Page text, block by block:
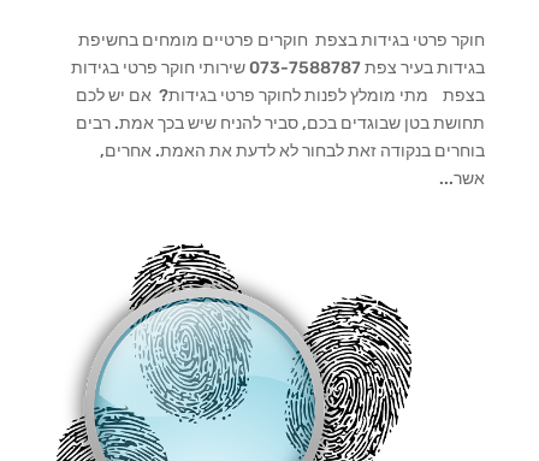
חוקר פרטי בגידות בצפת חוקרים פרטיים מומחים בחשיפת
בגידות בעיר צפת 073-7588787 שירותי חוקר פרטי בגידות
בצפת מתי מומלץ לפנות לחוקר פרטי בגידות? אם יש לכם
תחושת בטן שבוגדים בכם, סביר להניח שיש בכך אמת. רבים
בוחרים בנקודה זאת לבחור לא לדעת את האמת. אחרים,
אשר...